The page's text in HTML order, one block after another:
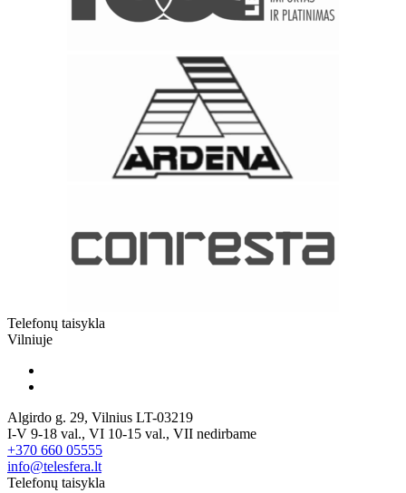
Telefonų taisykla
Vilniuje
Algirdo g. 29, Vilnius LT-03219
I-V 9-18 val., VI 10-15 val., VII nedirbame
+370 660 05555
info@telesfera.lt
Telefonų taisykla